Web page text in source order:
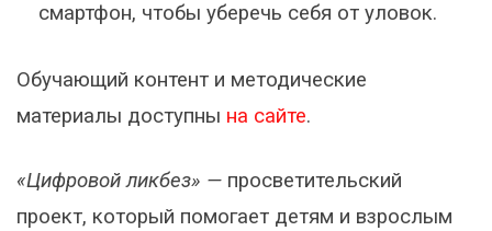
смартфон, чтобы уберечь себя от уловок.
Обучающий контент и методические
материалы доступны на сайте.
«Цифровой ликбез» — просветительский
проект, который помогает детям и взрослым